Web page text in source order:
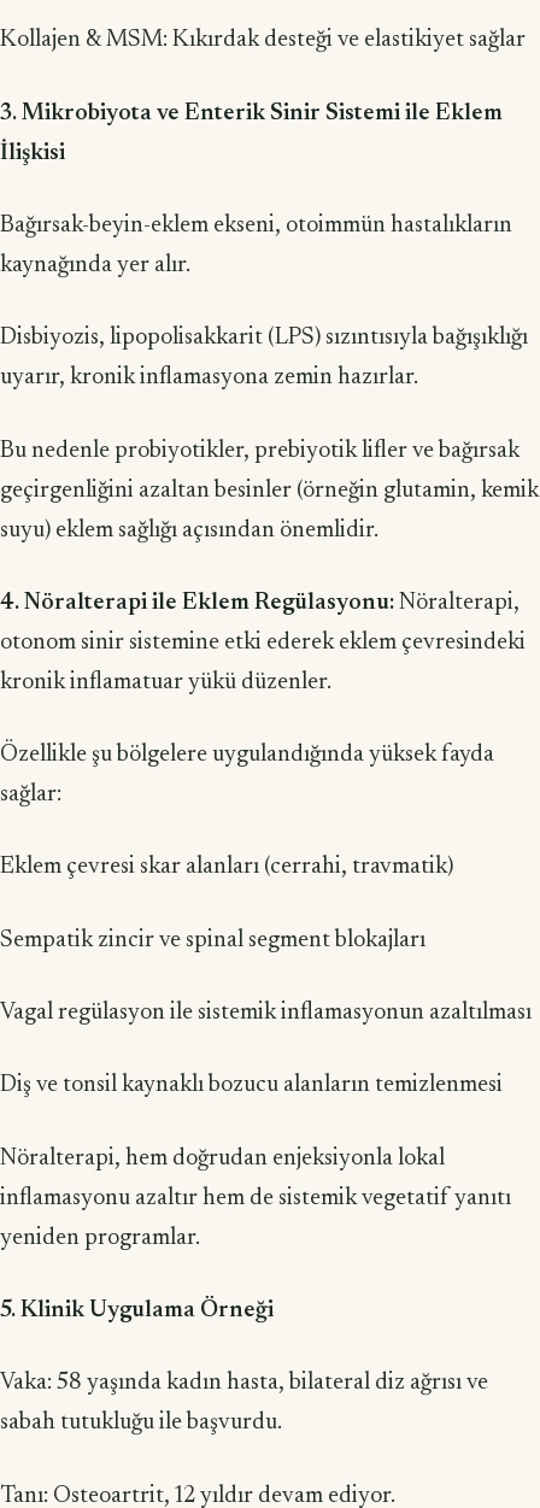
Kollajen & MSM: Kıkırdak desteği ve elastikiyet sağlar
3. Mikrobiyota ve Enterik Sinir Sistemi ile Eklem
İlişkisi
Bağırsak-beyin-eklem ekseni, otoimmün hastalıkların
kaynağında yer alır.
Disbiyozis, lipopolisakkarit (LPS) sızıntısıyla bağışıklığı
uyarır, kronik inflamasyona zemin hazırlar.
Bu nedenle probiyotikler, prebiyotik lifler ve bağırsak
geçirgenliğini azaltan besinler (örneğin glutamin, kemik
suyu) eklem sağlığı açısından önemlidir.
4. Nöralterapi ile Eklem Regülasyonu: Nöralterapi,
otonom sinir sistemine etki ederek eklem çevresindeki
kronik inflamatuar yükü düzenler.
Özellikle şu bölgelere uygulandığında yüksek fayda
sağlar:
Eklem çevresi skar alanları (cerrahi, travmatik)
Sempatik zincir ve spinal segment blokajları
Vagal regülasyon ile sistemik inflamasyonun azaltılması
Diş ve tonsil kaynaklı bozucu alanların temizlenmesi
Nöralterapi, hem doğrudan enjeksiyonla lokal
inflamasyonu azaltır hem de sistemik vegetatif yanıtı
yeniden programlar.
5. Klinik Uygulama Örneği
Vaka: 58 yaşında kadın hasta, bilateral diz ağrısı ve
sabah tutukluğu ile başvurdu.
Tanı: Osteoartrit, 12 yıldır devam ediyor.